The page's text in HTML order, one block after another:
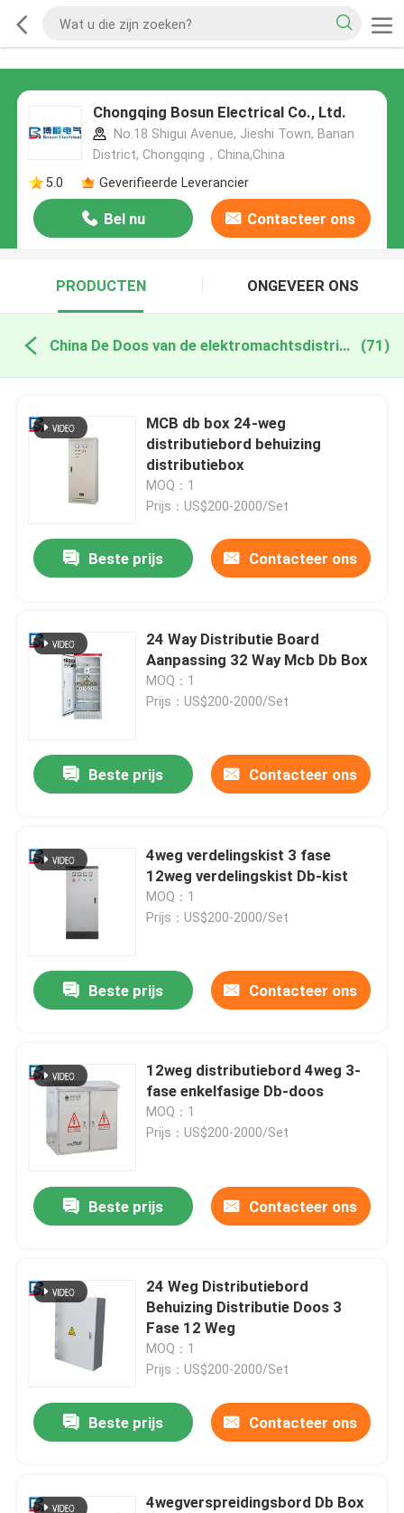
Chongqing Bosun Electrical Co., Ltd.
No.18 Shigui Avenue, Jieshi Town, Banan
District, Chongqing，China,China
5.0
Geverifieerde Leverancier
Bel nu Contacteer ons
PRODUCTEN ONGEVEER ONS
China De Doos van de elektromachtsdistributie (71)
MCB db box 24-weg
distributiebord behuizing
distributiebox
MOQ：1
Prijs：US$200-2000/Set
Beste prijs Contacteer ons
24 Way Distributie Board
Aanpassing 32 Way Mcb Db Box
MOQ：1
Prijs：US$200-2000/Set
Beste prijs Contacteer ons
4weg verdelingskist 3 fase
12weg verdelingskist Db-kist
MOQ：1
Prijs：US$200-2000/Set
Beste prijs Contacteer ons
12weg distributiebord 4weg 3-
fase enkelfasige Db-doos
MOQ：1
Prijs：US$200-2000/Set
Beste prijs Contacteer ons
24 Weg Distributiebord
Behuizing Distributie Doos 3
Fase 12 Weg
MOQ：1
Prijs：US$200-2000/Set
Beste prijs Contacteer ons
4wegverspreidingsbord Db Box